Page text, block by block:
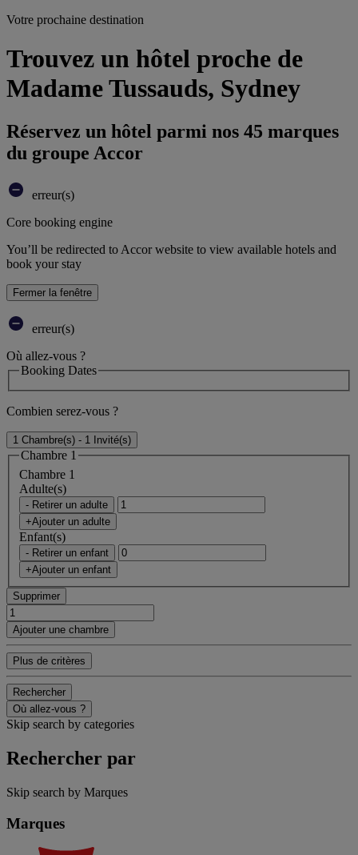
Votre prochaine destination
Trouvez un hôtel proche de
Madame Tussauds, Sydney
Réservez un hôtel parmi nos 45 marques
du groupe Accor
erreur(s)
Core booking engine
You’ll be redirected to Accor website to view available hotels and
book your stay
Fermer la fenêtre
erreur(s)
Où allez-vous ?
Booking Dates
Combien serez-vous ?
1 Chambre(s) - 1 Invité(s)
Chambre 1
Chambre 1
Adulte(s)
- Retirer un adulte
+Ajouter un adulte
Enfant(s)
- Retirer un enfant
+Ajouter un enfant
Supprimer
Ajouter une chambre
Plus de critères
Rechercher
Où allez-vous ?
Skip search by categories
Rechercher par
Skip search by Marques
Marques